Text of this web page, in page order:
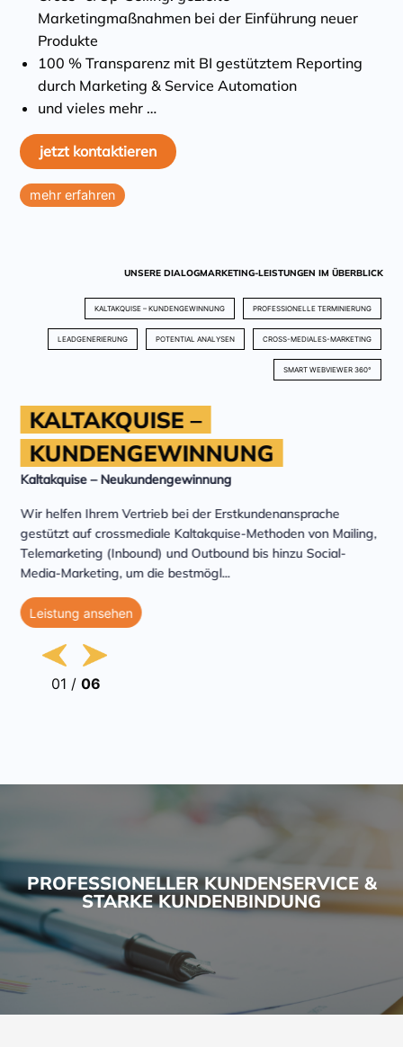
Marketingmaßnahmen bei der Einführung neuer
Produkte
100 % Transparenz mit BI gestütztem Reporting
durch Marketing & Service Automation
und vieles mehr …
jetzt kontaktieren
mehr erfahren
UNSERE DIALOGMARKETING-LEISTUNGEN IM ÜBERBLICK
KALTAKQUISE – KUNDENGEWINNUNG PROFESSIONELLE TERMINIERUNG
LEADGENERIERUNG POTENTIAL ANALYSEN CROSS-MEDIALES-MARKETING
SMART WEBVIEWER 360°
KALTAKQUISE –
KUNDENGEWINNUNG
Kaltakquise – Neukundengewinnung
Wir helfen Ihrem Vertrieb bei der Erstkundenansprache
gestützt auf crossmediale Kaltakquise-Methoden von Mailing,
Telemarketing (Inbound) und Outbound bis hinzu Social-
Media-Marketing, um die bestmögl...
Leistung ansehen
01 /06
PROFESSIONELLER KUNDENSERVICE &
STARKE KUNDENBINDUNG